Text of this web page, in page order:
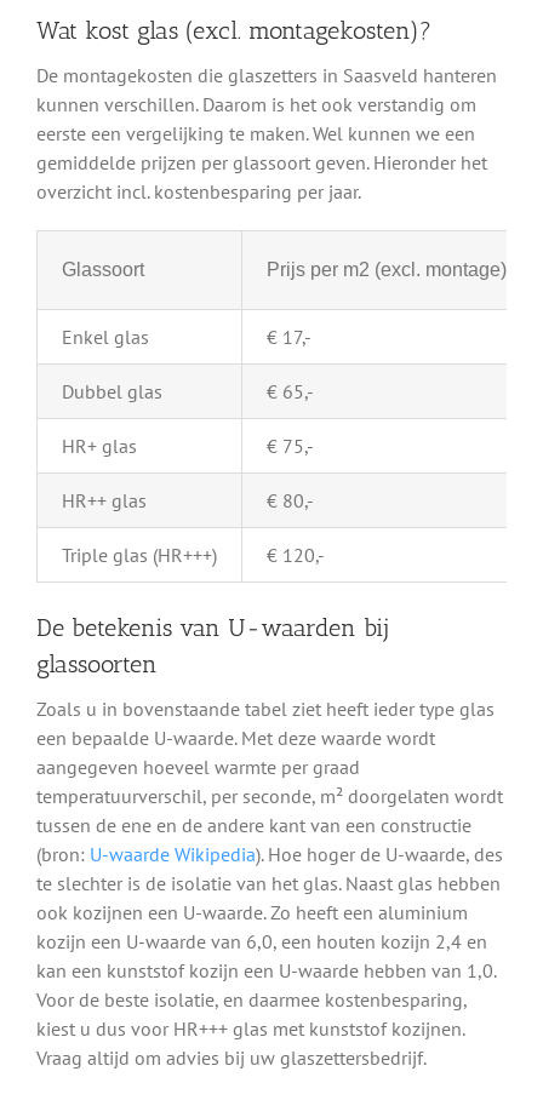
Wat kost glas (excl. montagekosten)?
De montagekosten die glaszetters in Saasveld hanteren
kunnen verschillen. Daarom is het ook verstandig om
eerste een vergelijking te maken. Wel kunnen we een
gemiddelde prijzen per glassoort geven. Hieronder het
overzicht incl. kostenbesparing per jaar.
Glassoort Prijs per m2 (excl. montage)
Enkel glas € 17,-
Dubbel glas € 65,-
HR+ glas € 75,-
HR++ glas € 80,-
Triple glas (HR+++) € 120,-
De betekenis van U-waarden bij
glassoorten
Zoals u in bovenstaande tabel ziet heeft ieder type glas
een bepaalde U-waarde. Met deze waarde wordt
aangegeven hoeveel warmte per graad
temperatuurverschil, per seconde, m² doorgelaten wordt
tussen de ene en de andere kant van een constructie
(bron: U-waarde Wikipedia). Hoe hoger de U-waarde, des
te slechter is de isolatie van het glas. Naast glas hebben
ook kozijnen een U-waarde. Zo heeft een aluminium
kozijn een U-waarde van 6,0, een houten kozijn 2,4 en
kan een kunststof kozijn een U-waarde hebben van 1,0.
Voor de beste isolatie, en daarmee kostenbesparing,
kiest u dus voor HR+++ glas met kunststof kozijnen.
Vraag altijd om advies bij uw glaszettersbedrijf.